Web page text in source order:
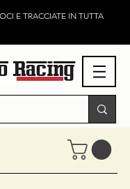
E TRACCIATE IN TUTTA